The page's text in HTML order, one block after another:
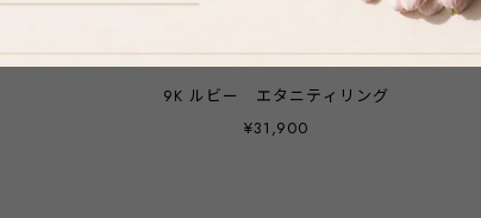
9K ルビー エタニティリング
¥31,900